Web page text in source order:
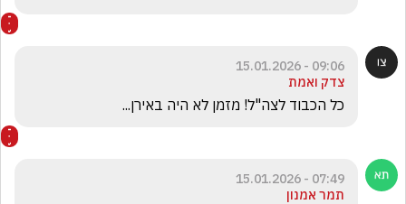
09:06 - 15.01.2026
צדק ואמת
כל הכבוד לצה"ל! מזמן לא היה באירן...
07:49 - 15.01.2026
תמר אמנון